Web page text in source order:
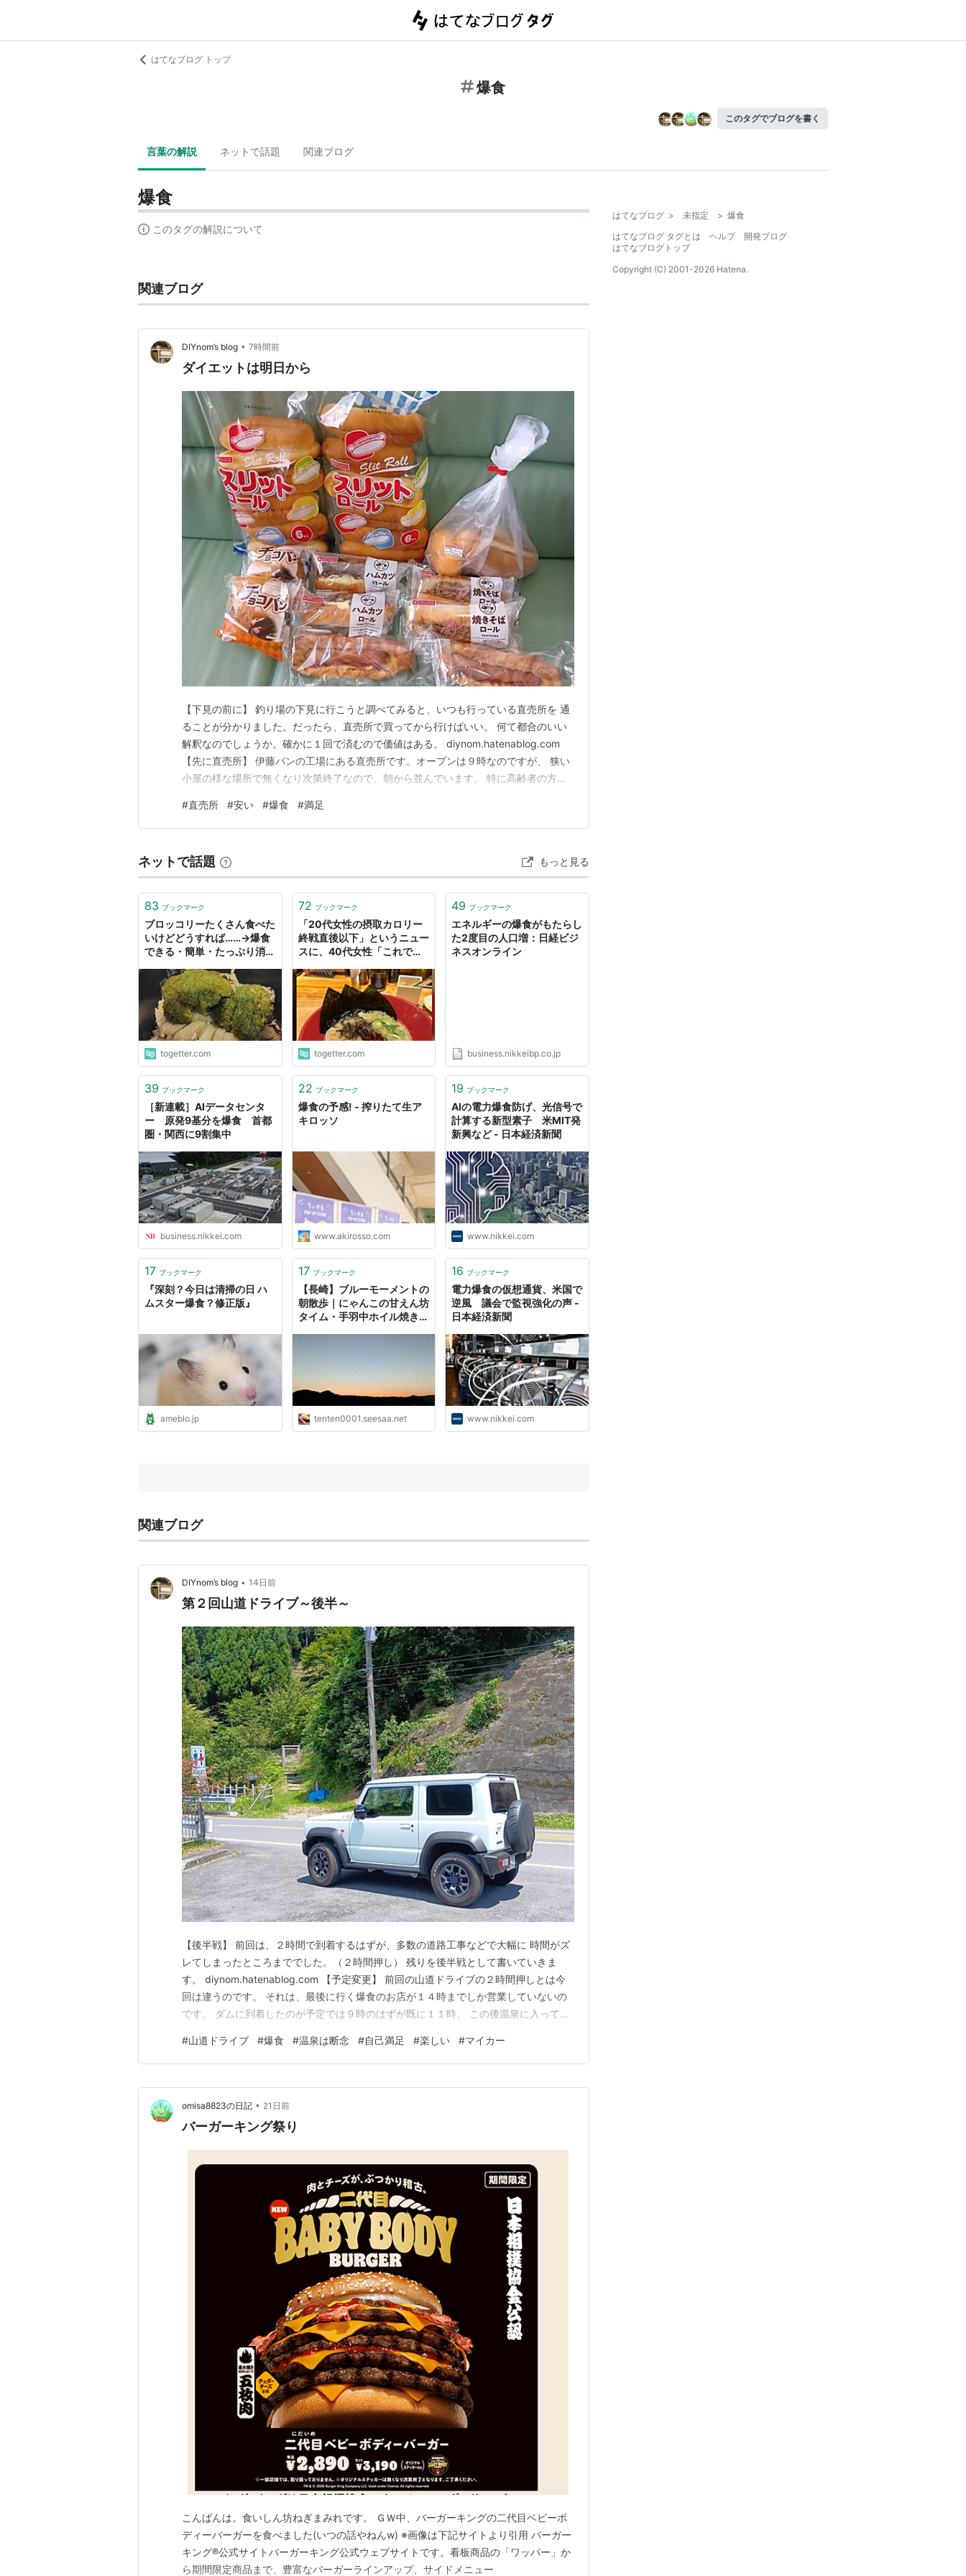
はてなブログ トップ
爆食
このタグでブログを書く
言葉の解説 ネットで話題 関連ブログ
爆食
このタグの解説について
関連ブログ
DIYnom’s blog • 7時間前
ダイエットは明日から
【下見の前に】 釣り場の下見に行こうと調べてみると、いつも行っている直売所を 通
ることが分かりました。だったら、直売所で買ってから行けばいい。 何て都合のいい
解釈なのでしょうか。確かに１回で済むので価値はある。 diynom.hatenablog.com
【先に直売所】 伊藤パンの工場にある直売所です。オープンは９時なのですが、 狭い
小屋の様な場所で無くなり次第終了なので、朝から並んでいます。 特に高齢者の方が
私の前にいた 高齢の女性は全く落ち着きが無く１分毎に「まだなの？」と言っていま
す。 そして９時になり最大４名…
#直売所 #安い #爆食 #満足
ネットで話題 もっと見る
83 ブックマーク
ブロッコリーたくさん食べた
いけどどうすれば……→爆食
できる・簡単・たっぷり消費
togetter.com
72 ブックマーク
「20代女性の摂取カロリー
終戦直後以下」というニュー
スに、40代女性「これでは
ーを手に取り…「唐揚げを盗
み食いしました」「仕事帰り
に爆食」
togetter.com
49 ブックマーク
エネルギーの爆食がもたらし
た2度目の人口増：日経ビジ
ネスオンライン
business.nikkeibp.co.jp
39 ブックマーク
［新連載］AIデータセンタ
ー 原発9基分を爆食 首都
圏・関西に9割集中
business.nikkei.com
22 ブックマーク
爆食の予感! - 搾りたて生ア
キロッソ
www.akirosso.com
19 ブックマーク
AIの電力爆食防げ、光信号で
計算する新型素子 米MIT発
新興など - 日本経済新聞
www.nikkei.com
17 ブックマーク
『深刻？今日は清掃の日 ハ
ムスター爆食？修正版』
ameblo.jp
17 ブックマーク
【長崎】ブルーモーメントの
朝散歩｜にゃんこの甘えん坊
タイム・手羽中ホイル焼き・
tenten0001.seesaa.net
16 ブックマーク
電力爆食の仮想通貨、米国で
逆風 議会で監視強化の声 -
日本経済新聞
www.nikkei.com
関連ブログ
DIYnom’s blog • 14日前
第２回山道ドライブ～後半～
【後半戦】 前回は、２時間で到着するはずが、多数の道路工事などで大幅に 時間がズ
レてしまったところまででした。（２時間押し） 残りを後半戦として書いていきま
す。 diynom.hatenablog.com 【予定変更】 前回の山道ドライブの２時間押しとは今
回は違うのです。 それは、最後に行く爆食のお店が１４時までしか営業していないの
です。 ダムに到着したのが予定では９時のはずが既に１１時。 この後温泉に入ってか
は「山道ドライブ」で爆食は 絶対に外せない。残念ながら温泉は我慢することにしま
した。 ダムの滞在時間は１０分…
#山道ドライブ #爆食 #温泉は断念 #自己満足 #楽しい #マイカー
omisa8823の日記 • 21日前
バーガーキング祭り
こんばんは。食いしん坊ねぎまみれです。 ＧＷ中、バーガーキングの二代目ベビーボ
ディーバーガーを食べました(いつの話やねんw) ※画像は下記サイトより引用 バーガー
キング®公式サイトバーガーキング公式ウェブサイトです。看板商品の「ワッパー」か
ら期間限定商品まで、豊富なバーガーラインアップ、サイドメニュー
はてなブログ > 未指定 > 爆食
はてなブログ タグとは
ヘルプ
開発ブログ
はてなブログトップ
Copyright (C) 2001-2026 Hatena.